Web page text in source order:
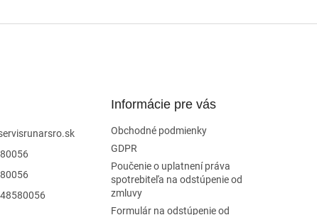
Informácie pre vás
Obchodné podmienky
GDPR
Poučenie o uplatnení práva
spotrebiteľa na odstúpenie od
zmluvy
Formulár na odstúpenie od